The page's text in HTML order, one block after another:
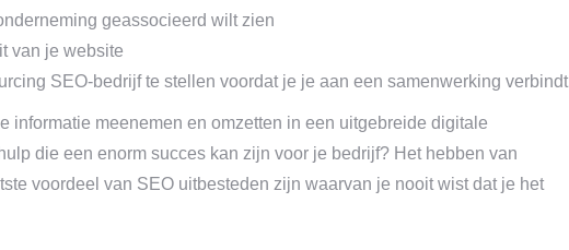
geassocieerd wilt zien
van je website
SEO-bedrijf te stellen voordat je je aan een samenwerking verbindt
informatie meenemen en omzetten in een uitgebreide digitale
die een enorm succes kan zijn voor je bedrijf? Het hebben van
voordeel van SEO uitbesteden zijn waarvan je nooit wist dat je het